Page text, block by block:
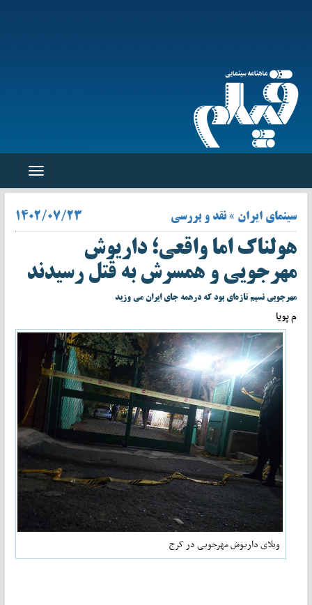
Toggle
سینمای ایران » نقد و بررسی ۱۴۰۲/۰۷/۲۳
هولناک اما واقعی؛ داریوش
مهرجویی و همسرش به قتل رسیدند
مهرجویی نسیم تازه‌ای بود که درهمه جای ایران می وزید
م پویا
ویلای داریوش مهرجویی در کرج